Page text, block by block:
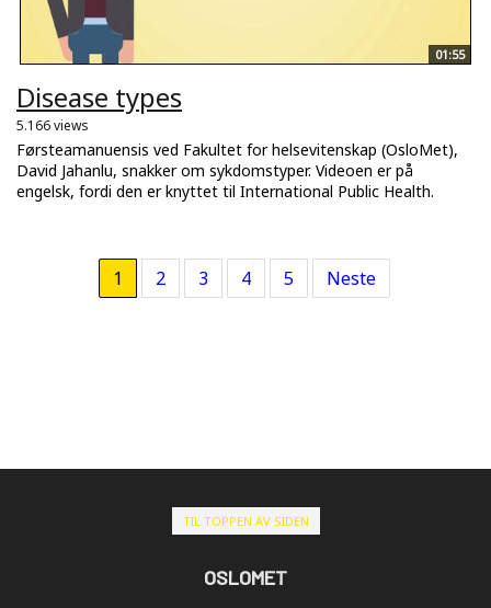
01:55
Disease types
5.166 views
Førsteamanuensis ved Fakultet for helsevitenskap (OsloMet),
David Jahanlu, snakker om sykdomstyper. Videoen er på
engelsk, fordi den er knyttet til International Public Health.
1 2 3 4 5 Neste
TIL TOPPEN AV SIDEN
OSLOMET